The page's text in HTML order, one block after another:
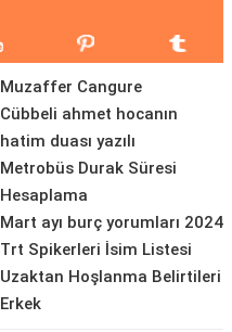
Muzaffer Cangure
Cübbeli ahmet hocanın
hatim duası yazılı
Metrobüs Durak Süresi
Hesaplama
Mart ayı burç yorumları 2024
Trt Spikerleri İsim Listesi
Uzaktan Hoşlanma Belirtileri
Erkek